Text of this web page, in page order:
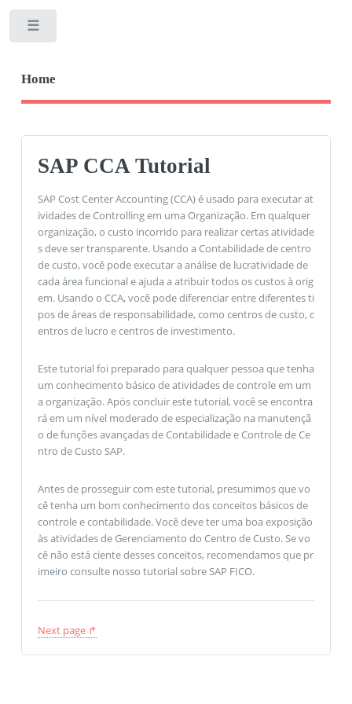
Home
SAP CCA Tutorial
SAP Cost Center Accounting (CCA) é usado para executar at
ividades de Controlling em uma Organização. Em qualquer
organização, o custo incorrido para realizar certas atividade
s deve ser transparente. Usando a Contabilidade de centro
de custo, você pode executar a análise de lucratividade de
cada área funcional e ajuda a atribuir todos os custos à orig
em. Usando o CCA, você pode diferenciar entre diferentes ti
pos de áreas de responsabilidade, como centros de custo, c
entros de lucro e centros de investimento.
Este tutorial foi preparado para qualquer pessoa que tenha
um conhecimento básico de atividades de controle em um
a organização. Após concluir este tutorial, você se encontra
rá em um nível moderado de especialização na manutençã
o de funções avançadas de Contabilidade e Controle de Ce
ntro de Custo SAP.
Antes de prosseguir com este tutorial, presumimos que vo
cê tenha um bom conhecimento dos conceitos básicos de
controle e contabilidade. Você deve ter uma boa exposição
às atividades de Gerenciamento do Centro de Custo. Se vo
cê não está ciente desses conceitos, recomendamos que pr
imeiro consulte nosso tutorial sobre SAP FICO.
Next page ↱